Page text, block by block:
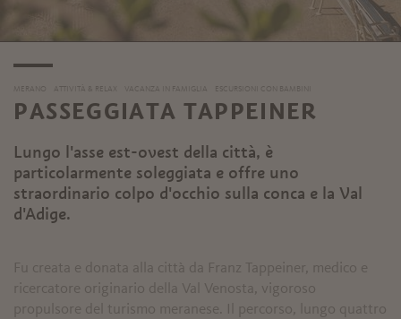
MERANO ATTIVITÀ & RELAX VACANZA IN FAMIGLIA ESCURSIONI CON BAMBINI
PASSEGGIATA TAPPEINER
Lungo l'asse est-ovest della città, è
particolarmente soleggiata e offre uno
straordinario colpo d'occhio sulla conca e la Val
d'Adige.
Fu creata e donata alla città da Franz Tappeiner, medico e
ricercatore originario della Val Venosta, vigoroso
propulsore del turismo meranese. Il percorso, lungo quattro